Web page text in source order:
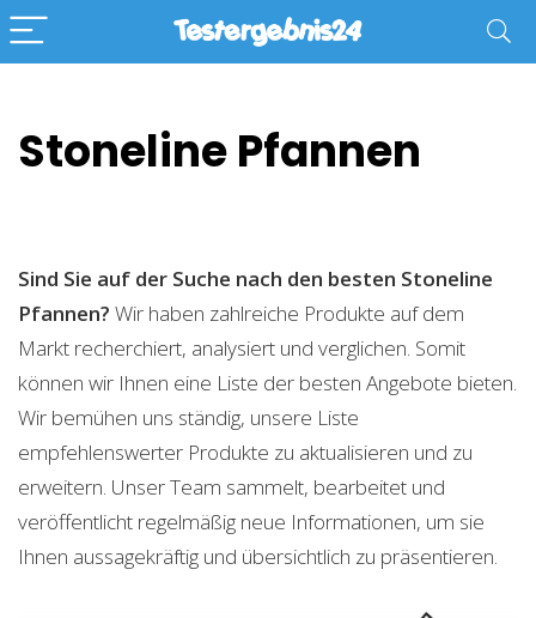
Stoneline Pfannen
Sind Sie auf der Suche nach den besten Stoneline
Pfannen? Wir haben zahlreiche Produkte auf dem
Markt recherchiert, analysiert und verglichen. Somit
können wir Ihnen eine Liste der besten Angebote bieten.
Wir bemühen uns ständig, unsere Liste
empfehlenswerter Produkte zu aktualisieren und zu
erweitern. Unser Team sammelt, bearbeitet und
veröffentlicht regelmäßig neue Informationen, um sie
Ihnen aussagekräftig und übersichtlich zu präsentieren.